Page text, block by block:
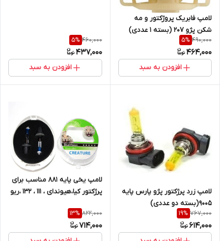
لامپ فابریک پروژکتور و مه
شکن پژو ۲۰۷ (بسته ۱ عددی)
490,000
5%
464,000
افزودن به سبد
460,000
5%
437,000
افزودن به سبد
لامپ زرد پرژکتور پژو پارس پایه
۹۰۰۵(بسته دو عددی)
767,000
19%
614,000
لامپ یخی پایه ۸۸۱ مناسب برای
پرژکتور کیا،هیوندای ، ۱۱۱ ، ۱۳۲ ،ریو
822,000
13%
714,000